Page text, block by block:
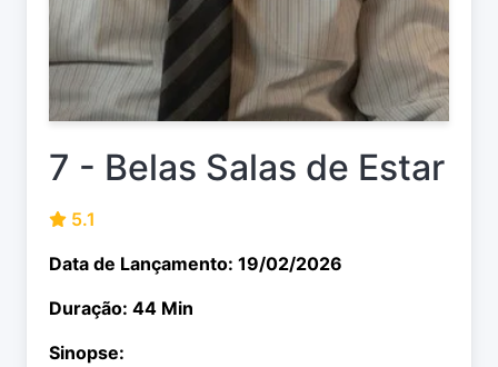
7 - Belas Salas de Estar
5.1
Data de Lançamento: 19/02/2026
Duração: 44 Min
Sinopse: